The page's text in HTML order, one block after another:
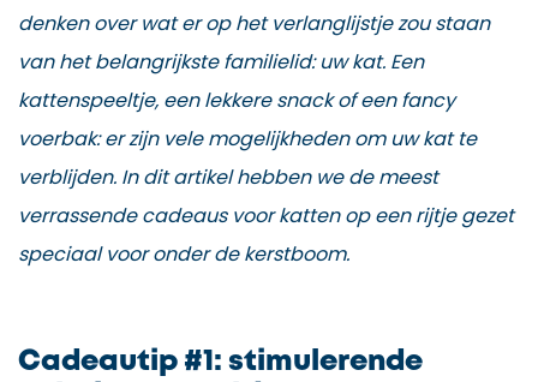
denken over wat er op het verlanglijstje zou staan
van het belangrijkste familielid: uw kat. Een
kattenspeeltje, een lekkere snack of een fancy
voerbak: er zijn vele mogelijkheden om uw kat te
verblijden. In dit artikel hebben we de meest
verrassende cadeaus voor katten op een rijtje gezet
speciaal voor onder de kerstboom.
Cadeautip #1: stimulerende